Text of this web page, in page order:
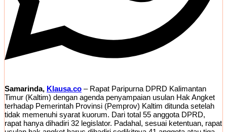
Samarinda, Klausa.co – Rapat Paripurna DPRD Kalimantan
Timur (Kaltim) dengan agenda penyampaian usulan Hak Angket
terhadap Pemerintah Provinsi (Pemprov) Kaltim ditunda setelah
tidak memenuhi syarat kuorum. Dari total 55 anggota DPRD,
rapat hanya dihadiri 32 legislator. Padahal, sesuai ketentuan, rapat